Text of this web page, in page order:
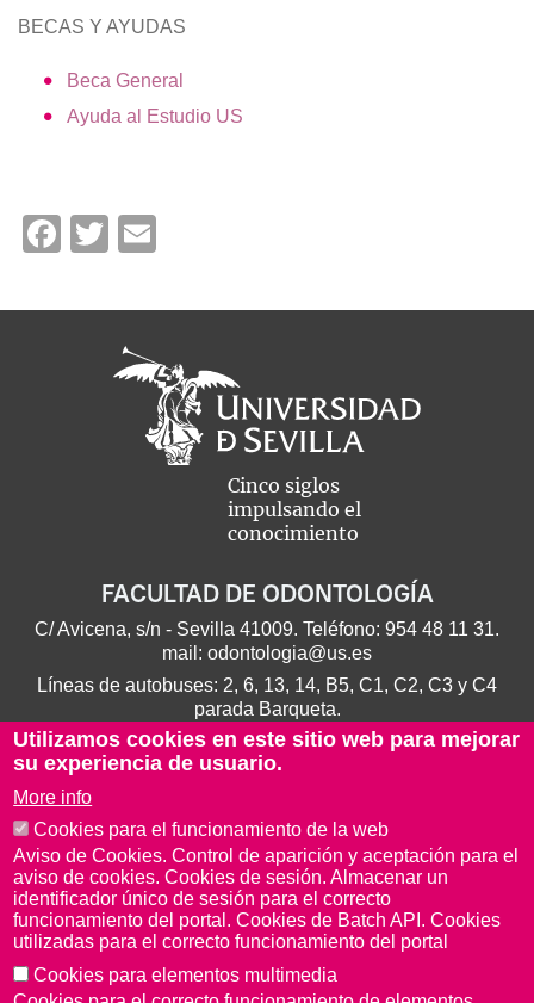
BECAS Y AYUDAS
Beca General
Ayuda al Estudio US
Facebook
Twitter
Cinco siglos
impulsando el
conocimiento
FACULTAD DE ODONTOLOGÍA
C/ Avicena, s/n - Sevilla 41009. Teléfono: 954 48 11 31.
mail: odontologia@us.es
Líneas de autobuses: 2, 6, 13, 14, B5, C1, C2, C3 y C4
parada Barqueta.
Aviso Legal Protección de datos
Utilizamos cookies en este sitio web para mejorar
su experiencia de usuario.
More info
Cookies para el funcionamiento de la web
Aviso de Cookies. Control de aparición y aceptación para el
aviso de cookies. Cookies de sesión. Almacenar un
identificador único de sesión para el correcto
funcionamiento del portal. Cookies de Batch API. Cookies
utilizadas para el correcto funcionamiento del portal
Cookies para elementos multimedia